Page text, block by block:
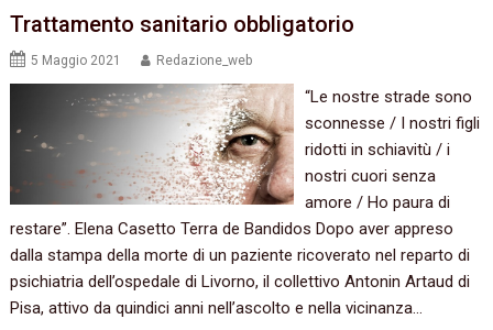
Trattamento sanitario obbligatorio
5 Maggio 2021 Redazione_web
“Le nostre strade sono
sconnesse / I nostri figli
ridotti in schiavitù / i
nostri cuori senza
amore / Ho paura di
restare”. Elena Casetto Terra de Bandidos Dopo aver appreso
dalla stampa della morte di un paziente ricoverato nel reparto di
psichiatria dell’ospedale di Livorno, il collettivo Antonin Artaud di
Pisa, attivo da quindici anni nell’ascolto e nella vicinanza…